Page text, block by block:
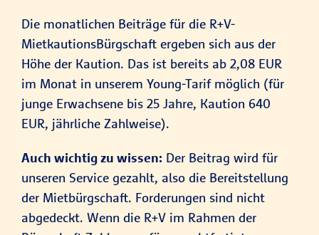
Die monatlichen Beiträge für die R+V-
MietkautionsBürgschaft ergeben sich aus der
Höhe der Kaution. Das ist bereits ab 2,08 EUR
im Monat in unserem Young-Tarif möglich (für
junge Erwachsene bis 25 Jahre, Kaution 640
EUR, jährliche Zahlweise).
Auch wichtig zu wissen: Der Beitrag wird für
unseren Service gezahlt, also die Bereitstellung
der Mietbürgschaft. Forderungen sind nicht
abgedeckt. Wenn die R+V im Rahmen der